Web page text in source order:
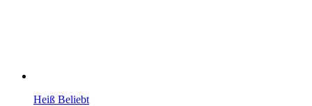
Heiß Beliebt